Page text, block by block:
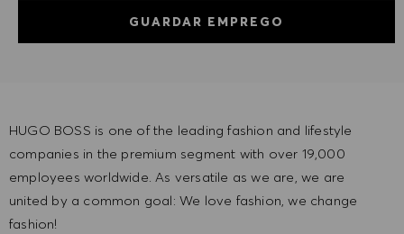
GUARDAR EMPREGO
HUGO BOSS is one of the leading fashion and lifestyle
companies in the premium segment with over 19,000
employees worldwide. As versatile as we are, we are
united by a common goal: We love fashion, we change
fashion!